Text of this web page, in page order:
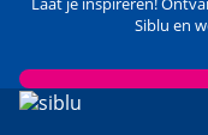
Siblu en